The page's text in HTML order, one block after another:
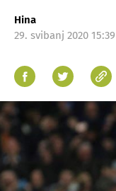
Hina
29. svibanj 2020 15:39